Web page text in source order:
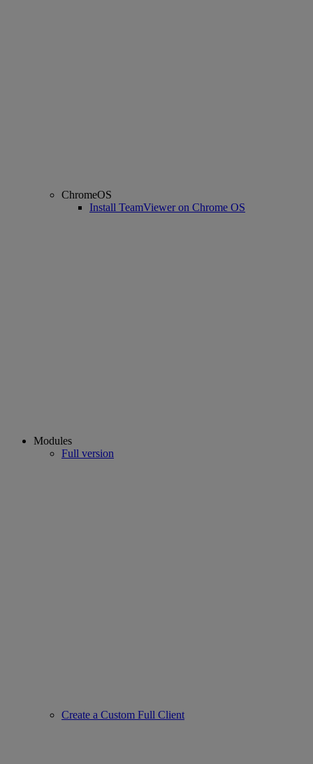
ChromeOS
Install TeamViewer on Chrome OS
Modules
Full version
Create a Custom Full Client